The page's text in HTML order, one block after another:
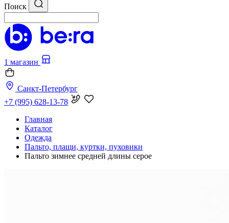
Поиск
1 магазин
Санкт-Петербург
+7 (995) 628-13-78
Главная
Каталог
Одежда
Пальто, плащи, куртки, пуховики
Пальто зимнее средней длины серое